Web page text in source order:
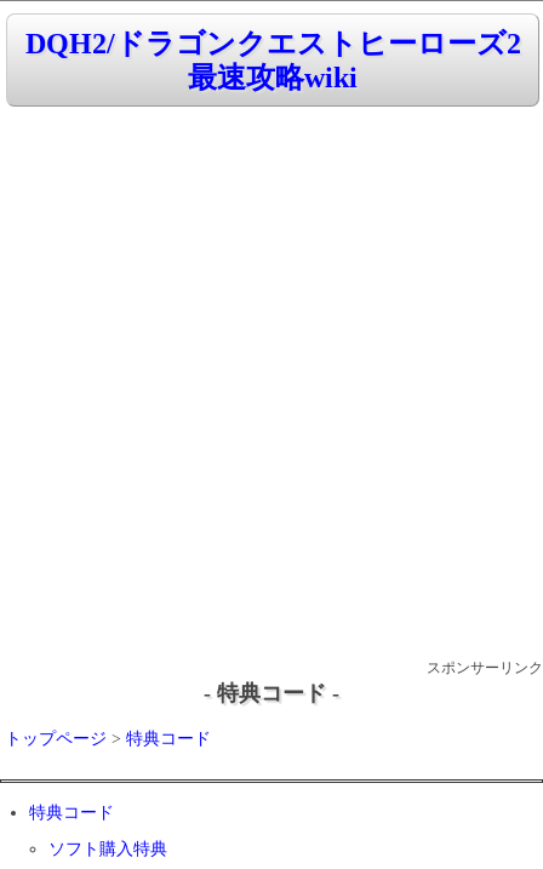
DQH2/ドラゴンクエストヒーローズ2
最速攻略wiki
スポンサーリンク
- 特典コード -
トップページ > 特典コード
特典コード
ソフト購入特典